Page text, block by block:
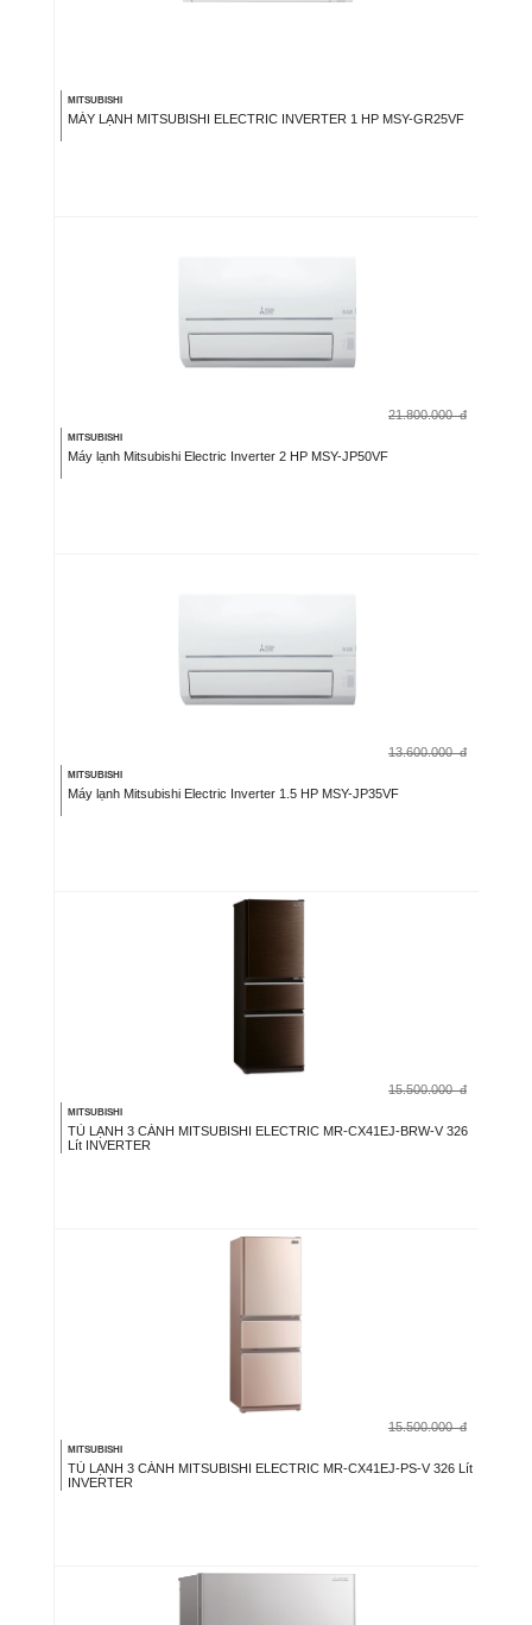
MITSUBISHI
MÁY LẠNH MITSUBISHI ELECTRIC INVERTER 1 HP MSY-GR25VF
21.800.000 đ
MITSUBISHI
Máy lạnh Mitsubishi Electric Inverter 2 HP MSY-JP50VF
13.600.000 đ
MITSUBISHI
Máy lạnh Mitsubishi Electric Inverter 1.5 HP MSY-JP35VF
15.500.000 đ
MITSUBISHI
TỦ LẠNH 3 CÁNH MITSUBISHI ELECTRIC MR-CX41EJ-BRW-V 326
Lít INVERTER
15.500.000 đ
MITSUBISHI
TỦ LẠNH 3 CÁNH MITSUBISHI ELECTRIC MR-CX41EJ-PS-V 326 Lít
INVERTER